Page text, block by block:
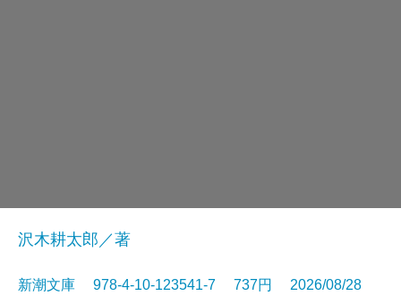
沢木耕太郎／著
新潮文庫 978-4-10-123541-7 737円 2026/08/28